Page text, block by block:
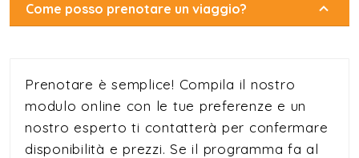
Come posso prenotare un viaggio?
Prenotare è semplice! Compila il nostro
modulo online con le tue preferenze e un
nostro esperto ti contatterà per confermare
disponibilità e prezzi. Se il programma fa al